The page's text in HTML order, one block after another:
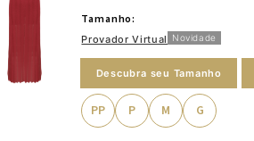
Tamanho:
Provador Virtual Novidade
Descubra seu Tamanho
PP P M G